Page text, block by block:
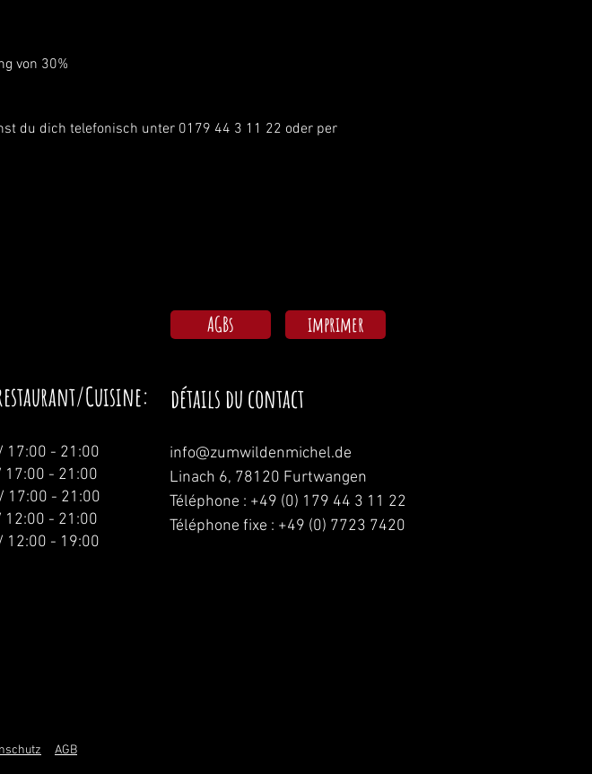
von 30%
du dich telefonisch unter 0179 44 3 11 22 oder per
Cuisine:
17:00 - 21:00
- 21:00
- 21:00
- 21:00
- 19:00
AGBs imprimer
détails du contact
info@zumwildenmichel.de
Linach 6, 78120 Furtwangen
Téléphone : +49 (0) 179 44 3 11 22
Téléphone fixe : +49 (0) 7723 7420
AGB